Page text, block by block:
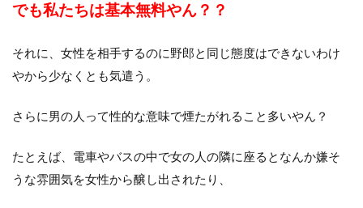
でも私たちは基本無料やん？？
それに、女性を相手するのに野郎と同じ態度はできないわけ
やから少なくとも気遣う。
さらに男の人って性的な意味で煙たがれること多いやん？
たとえば、電車やバスの中で女の人の隣に座るとなんか嫌そ
うな雰囲気を女性から醸し出されたり、